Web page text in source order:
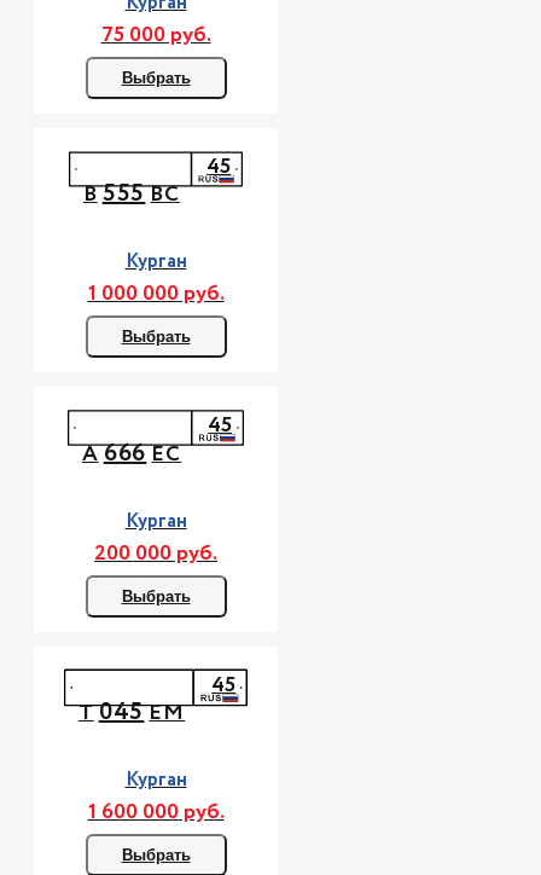
75 000 руб.
Выбрать
В555ВС
45
Курган
1 000 000 руб.
Выбрать
А666ЕС
45
Курган
200 000 руб.
Выбрать
Т045ЕМ
45
Курган
1 600 000 руб.
Выбрать